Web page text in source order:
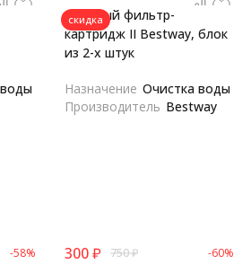
-58%
скидка
Сменный фильтр-
картридж II Bestway, блок
из 2-х штук
Назначение Очистка воды
Производитель Bestway
300₽ 750₽ -60%